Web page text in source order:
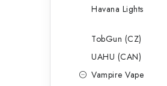
Havana Lights
TobGun (CZ)
UAHU (CAN)
Vampire Vape